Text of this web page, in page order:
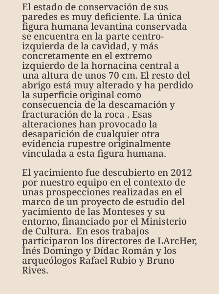
El estado de conservación de sus
paredes es muy deficiente. La única
figura humana levantina conservada
se encuentra en la parte centro-
izquierda de la cavidad, y más
concretamente en el extremo
izquierdo de la hornacina central a
una altura de unos 70 cm. El resto del
abrigo está muy alterado y ha perdido
la superficie original como
consecuencia de la descamación y
fracturación de la roca . Esas
alteraciones han provocado la
desaparición de cualquier otra
evidencia rupestre originalmente
vinculada a esta figura humana.
El yacimiento fue descubierto en 2012
por nuestro equipo en el contexto de
unas prospecciones realizadas en el
marco de un proyecto de estudio del
yacimiento de las Monteses y su
entorno, financiado por el Ministerio
de Cultura. En esos trabajos
participaron los directores de LArcHer,
Inés Domingo y Dídac Román y los
arqueólogos Rafael Rubio y Bruno
Rives.